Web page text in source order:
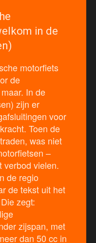
in de
motorfiets
de
In de
zijn er
voor
Toen de
was niet
–
verbod vielen.
de regio
de tekst uit het
zegt:
zijspan, met
dan 50 cc in